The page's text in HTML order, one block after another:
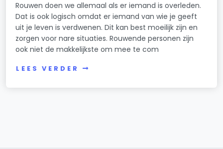
Rouwen doen we allemaal als er iemand is overleden.
Dat is ook logisch omdat er iemand van wie je geeft
uit je leven is verdwenen. Dit kan best moeilijk zijn en
zorgen voor nare situaties. Rouwende personen zijn
ook niet de makkelijkste om mee te com
LEES VERDER